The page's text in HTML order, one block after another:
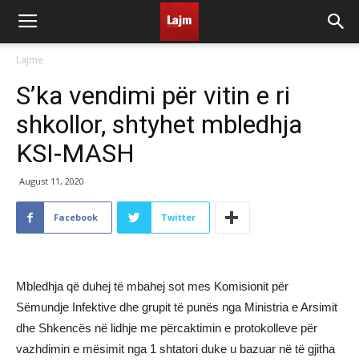
Lajme
S’ka vendimi për vitin e ri
shkollor, shtyhet mbledhja
KSI-MASH
August 11, 2020
Facebook Twitter
Mbledhja që duhej të mbahej sot mes Komisionit për
Sëmundje Infektive dhe grupit të punës nga Ministria e Arsimit
dhe Shkencës në lidhje me përcaktimin e protokolleve për
vazhdimin e mësimit nga 1 shtatori duke u bazuar në të gjitha